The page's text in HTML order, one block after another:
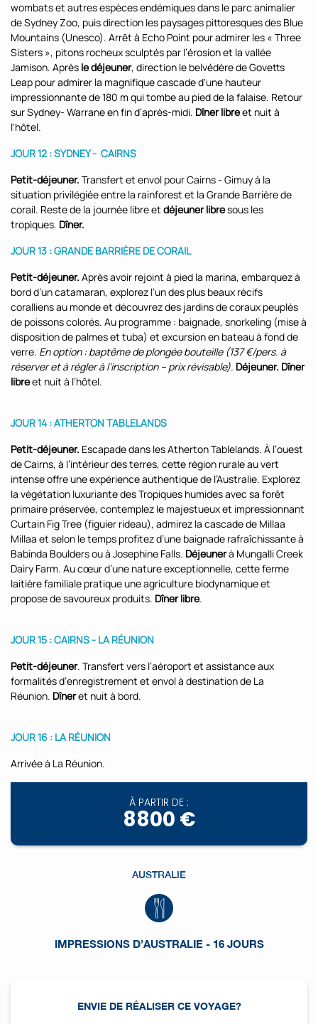
wombats et autres espèces endémiques dans le parc animalier
de Sydney Zoo, puis direction les paysages pittoresques des Blue
Mountains (Unesco). Arrêt à Echo Point pour admirer les « Three
Sisters », pitons rocheux sculptés par l’érosion et la vallée
Jamison. Après le déjeuner, direction le belvédère de Govetts
Leap pour admirer la magnifique cascade d'une hauteur
impressionnante de 180 m qui tombe au pied de la falaise. Retour
sur Sydney- Warrane en fin d’après-midi. Dîner libreet nuit à
l'hôtel.
JOUR 12 :SYDNEY - CAIRNS
Petit-déjeuner. Transfert et envol pour Cairns - Gimuy à la
situation privilégiée entre la rainforest et la Grande Barrière de
corail. Reste de la journée libre et déjeuner libresous les
tropiques. Dîner.
JOUR 13 :GRANDE BARRIÈRE DE CORAIL
Petit-déjeuner. Après avoir rejoint à pied la marina, embarquez à
bord d’un catamaran, explorez l’un des plus beaux récifs
coralliens au monde et découvrez des jardins de coraux peuplés
de poissons colorés. Au programme : baignade, snorkeling (mise à
disposition de palmes et tuba) et excursion en bateau à fond de
verre. En option : baptême de plongée bouteille (137 €/pers. à
réserver et à régler à l’inscription – prix révisable). Déjeuner. Dîner
libreet nuit à l’hôtel.
JOUR 14 : ATHERTON TABLELANDS
Petit-déjeuner. Escapade dans les Atherton Tablelands. À l’ouest
de Cairns, à l’intérieur des terres, cette région rurale au vert
intense offre une expérience authentique de l’Australie. Explorez
la végétation luxuriante des Tropiques humides avec sa forêt
primaire préservée, contemplez le majestueux et impressionnant
Curtain Fig Tree (figuier rideau), admirez la cascade de Millaa
Millaa et selon le temps profitez d’une baignade rafraîchissante à
Babinda Boulders ou à Josephine Falls. Déjeunerà Mungalli Creek
Dairy Farm. Au cœur d’une nature exceptionnelle, cette ferme
laitière familiale pratique une agriculture biodynamique et
propose de savoureux produits. Dîner libre.
JOUR 15 :CAIRNS - LA RÉUNION
Petit-déjeuner. Transfert vers l’aéroport et assistance aux
formalités d’enregistrement et envol à destination de La
Réunion. Dîneret nuit à bord.
JOUR 16 : LA RÉUNION
Arrivée à La Réunion.
À PARTIR DE :
8800 €
AUSTRALIE
IMPRESSIONS D’AUSTRALIE - 16 JOURS
ENVIE DE RÉALISER CE VOYAGE?